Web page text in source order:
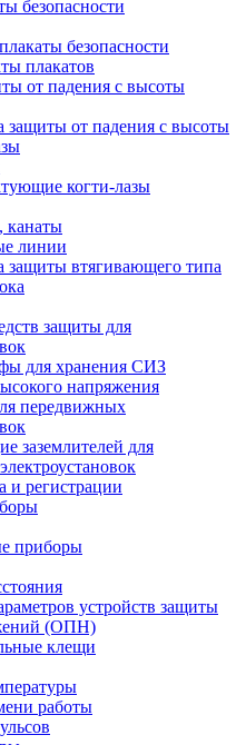
безопасности
безопасности
плакатов
от падения с высоты
защиты от падения с высоты
когти-лазы
канаты
линии
защиты втягивающего типа
защиты для
для хранения СИЗ
напряжения
передвижных
заземлителей для
и регистрации
приборы
устройств защиты
(ОПН)
клещи
работы